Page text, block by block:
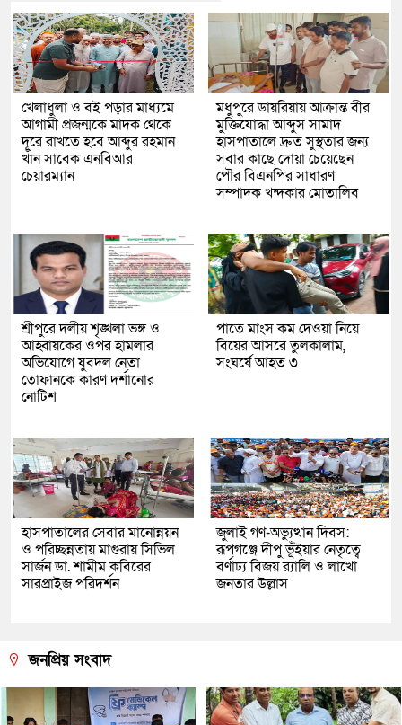
খেলাধুলা ও বই পড়ার মাধ্যমে
আগামী প্রজন্মকে মাদক থেকে
দূরে রাখতে হবে আব্দুর রহমান
খাঁন সাবেক এনবিআর
চেয়ারম্যান
মধুপুরে ডায়রিয়ায় আক্রান্ত বীর
মুক্তিযোদ্ধা আব্দুস সামাদ
হাসপাতালে দ্রুত সুস্থতার জন্য
সবার কাছে দোয়া চেয়েছেন
পৌর বিএনপির সাধারণ
সম্পাদক খন্দকার মোতালিব
শ্রীপুরে দলীয় শৃঙ্খলা ভঙ্গ ও
আহ্বায়কের ওপর হামলার
অভিযোগে যুবদল নেতা
তোফানকে কারণ দর্শানোর
নোটিশ
পাতে মাংস কম দেওয়া নিয়ে
বিয়ের আসরে তুলকালাম,
সংঘর্ষে আহত ৩
হাসপাতালের সেবার মানোন্নয়ন
ও পরিচ্ছন্নতায় মাগুরায় সিভিল
সার্জন ডা. শামীম কবিরের
সারপ্রাইজ পরিদর্শন
জুলাই গণ-অভ্যুত্থান দিবস:
রূপগঞ্জে দীপু ভূঁইয়ার নেতৃত্বে
বর্ণাঢ্য বিজয় র‌্যালি ও লাখো
জনতার উল্লাস
জনপ্রিয় সংবাদ